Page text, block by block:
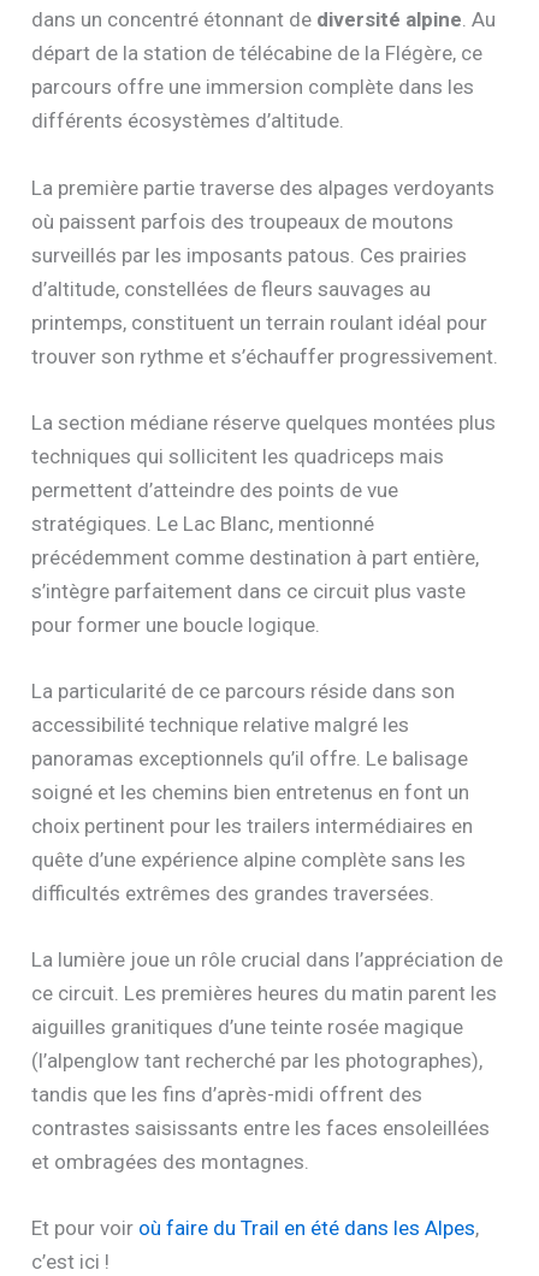
dans un concentré étonnant de diversité alpine. Au
départ de la station de télécabine de la Flégère, ce
parcours offre une immersion complète dans les
différents écosystèmes d’altitude.
La première partie traverse des alpages verdoyants
où paissent parfois des troupeaux de moutons
surveillés par les imposants patous. Ces prairies
d’altitude, constellées de fleurs sauvages au
printemps, constituent un terrain roulant idéal pour
trouver son rythme et s’échauffer progressivement.
La section médiane réserve quelques montées plus
techniques qui sollicitent les quadriceps mais
permettent d’atteindre des points de vue
stratégiques. Le Lac Blanc, mentionné
précédemment comme destination à part entière,
s’intègre parfaitement dans ce circuit plus vaste
pour former une boucle logique.
La particularité de ce parcours réside dans son
accessibilité technique relative malgré les
panoramas exceptionnels qu’il offre. Le balisage
soigné et les chemins bien entretenus en font un
choix pertinent pour les trailers intermédiaires en
quête d’une expérience alpine complète sans les
difficultés extrêmes des grandes traversées.
La lumière joue un rôle crucial dans l’appréciation de
ce circuit. Les premières heures du matin parent les
aiguilles granitiques d’une teinte rosée magique
(l’alpenglow tant recherché par les photographes),
tandis que les fins d’après-midi offrent des
contrastes saisissants entre les faces ensoleillées
et ombragées des montagnes.
Et pour voir où faire du Trail en été dans les Alpes,
c’est ici !